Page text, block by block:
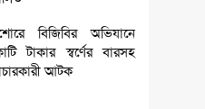
বিজিবির অভিযানে
টাকার স্বর্ণের বারসহ
আটক